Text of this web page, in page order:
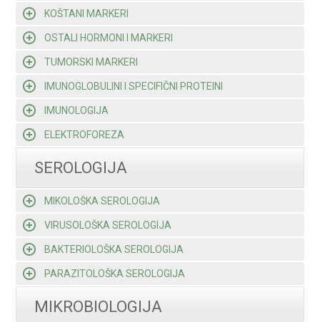
KOŠTANI MARKERI
OSTALI HORMONI I MARKERI
TUMORSKI MARKERI
IMUNOGLOBULINI I SPECIFIČNI PROTEINI
IMUNOLOGIJA
ELEKTROFOREZA
SEROLOGIJA
MIKOLOŠKA SEROLOGIJA
VIRUSOLOŠKA SEROLOGIJA
BAKTERIOLOŠKA SEROLOGIJA
PARAZITOLOŠKA SEROLOGIJA
MIKROBIOLOGIJA